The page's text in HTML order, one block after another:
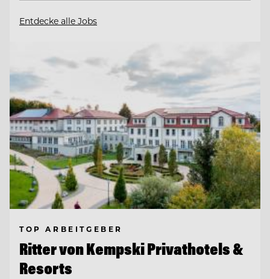
Entdecke alle Jobs
TOP ARBEITGEBER
Ritter von Kempski Privathotels &
Resorts